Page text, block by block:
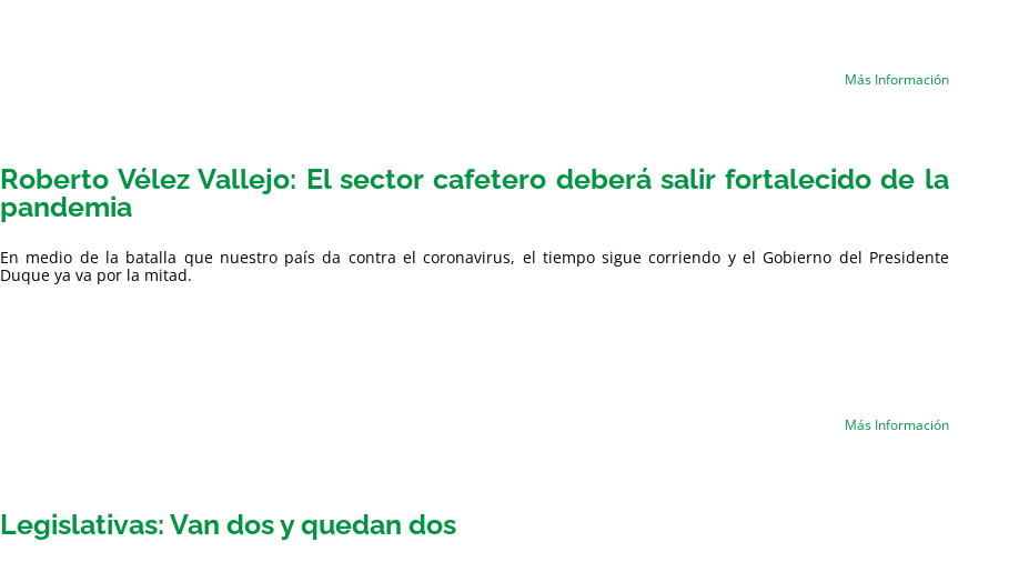
Más Información
Roberto Vélez Vallejo: El sector cafetero deberá salir fortalecido de la
pandemia
En medio de la batalla que nuestro país da contra el coronavirus, el tiempo sigue corriendo y el Gobierno del Presidente
Duque ya va por la mitad.
Más Información
Legislativas: Van dos y quedan dos